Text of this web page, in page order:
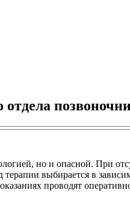
но и опасной. При
выбирается в
проводят